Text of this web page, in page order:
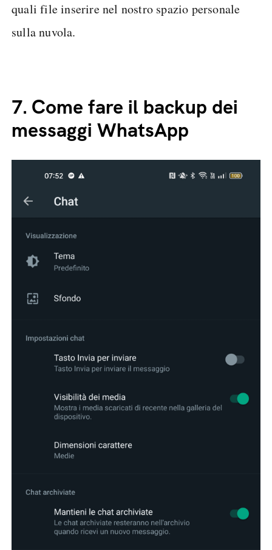
quali file inserire nel nostro spazio personale
sulla nuvola.
7. Come fare il backup dei
messaggi WhatsApp